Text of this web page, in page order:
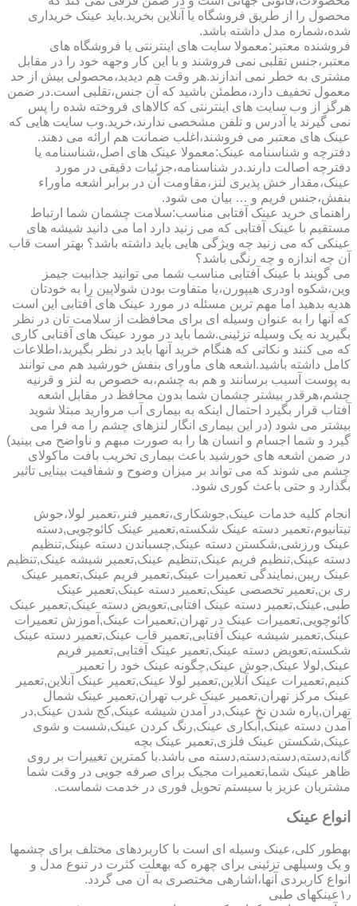
محصول را از طریق فروشگاه یا آنلاین بخرید.باید عینک خریداری
شده،شماره مدل داشته باشد.
فروشنده معتبر:معمولا سایت های اینترنتی یا فروشگاه های
معتبر،جنس تقلبی نمی فروشند و با این کار وجهه خود را در مقابل
مشتری به خطر نمی اندازند.هر وقت هم دیدید،محصولی بیش از حد
معمول تخفیف دارد،مطمئن باشید که آن جنس،تقلبی است.در ضمن
هرگز از وب سایت های اینترنتی که کالاهای فروخته شده را پس
نمی گیرند یا آدرس و تلفن مشخصی ندارند،خرید.وب سایت هایی که
عینک های معتبر می فروشند،اغلب ضمانت هم ارائه می دهند.
دفترچه و شناسنامه عینک:معمولا عینک های اصل،شناسنامه یا
دفترچه اصالت دارند.در شناسنامه،جزئیات دقیقی در مورد
عینک،مقدار خش پذیری لنز،مقاومت آن در برابر اشعه ماوراء
بنفش،جنس فریم و … بیان می شود.
راهنمای خرید عینک آفتابی مناسب:سلامت چشمان شما ارتباط
مستقیم با عینک آفتابی که می زنید دارد اما می دانید شیشه های
عینکی که می زنید چه ویژگی هایی باید داشته باشد؟ بهتر است قاب
آن چه اندازه و چه رنگی باشد؟
می گویند با عینک آفتابی مناسب شما می توانید جذابیت جیمز
وین،شکوه اودری هیپورن،یا متفاوت بودن شولاپین را به خودتان
هدیه بدهید اما مهم ترین مسئله در مورد عینک های آفتابی این است
که آنها را به عنوان وسیله ای برای محافظت از سلامت تان در نظر
بگیرید نه یک وسیله تزئینی.شما باید در مورد عینک های آفتابی کاری
که می کنند و نکاتی که هنگام خرید آنها باید در نظر بگیرید،اطلاعات
کامل داشته باشید.اشعه های ماورای بنفش خورشید هم می توانند
به پوست آسیب برسانند و هم به چشم،به خصوص به لنز و قرنیه
چشم،هرقدر بیشتر چشمان شما بدون محافظ در مقابل اشعه
آفتاب قرار بگیرد احتمال اینکه به بیماری آب مروارید مبتلا شوید
بیشتر می شود (در این بیماری انگار لنزهای چشم را مه فرا می
گیرد و شما اجسام و انسان ها را به صورت مبهم و ناواضح می بینید)
در ضمن اشعه های خورشید باعث بیماری تخریب بافت ماکولای
چشم می شوند که می تواند بر میزان وضوح و شفافیت بینایی تاثیر
بگذارد و حتی باعث کوری شود.
انجام کلیه خدمات عینک,جوشکاری،تعمیر فنر،تعمیر لولا،جوش
تیتانیوم،تعمیر دسته عینک شکسته,تعمیر عینک کائوچویی,دسته
عینک ورزشی,شکستن دسته عینک,چسباندن دسته عینک,تنظیم
دسته عینک,تنظیم فریم عینک,تنظیم عینک,تعمیر شیشه عینک,تنظیم
عینک ریبن,نمایندگی تعمیرات عینک,تعمیر فریم عینک,تعمیر عینک
ری بن,تعمیر تخصصی عینک,تعمیر دسته عینک,تعمیر عینک
طبی,عینک,تعمیر دسته عینک افتابی,تعویض دسته عینک,تعمیر عینک
کائوچویی,تعمیرات عینک در تهران,تعمیرات عینک,آموزش تعمیرات
عینک,تعمیر شیشه عینک آفتابی,تعمیر قاب عینک,تعمیر دسته عینک
شکسته,تعویض دسته عینک,تعمیر عینک آفتابی,تعمیر فریم
عینک,لولا عینک,جوش عینک,چگونه عینک خود را تعمیر
کنیم,تعمیرات عینک آنلاین,تعمیر لولا عینک,تعمیر عینک آنلاین,تعمیر
عینک مرکز تهران,تعمیر عینک غرب تهران,تعمیر عینک شمال
تهران,پاره شدن نخ عینک,در آمدن شیشه عینک,کج شدن عینک,در
آمدن دسته عینک,آبکاری عینک,رنگ کردن عینک,شست و شوی
عینک,شکستن عینک فلزی,تعمیر عینک بچه
گانه,دسته,دسته,دسته,دسته می باشد.با کمترین تغییرات بر روی
ظاهر عینک شما,تعمیرات مجیک برای صرفه جویی در وقت شما
مشتریان عزیز با سیستم تحویل فوری در خدمت شماست.
انواع عینک
به­طور کلی،عینک وسیله ای است با کاربردهای مختلف برای چشمها
و یک وسیله­ی تزئینی برای چهره که به­علت کثرت در تنوع مدل و
انواع کاربردی آنها،اشاره­ی مختصری به آن می گردد.
۱٫عینکهای طبی